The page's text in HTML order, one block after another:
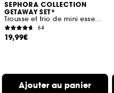
SEPHORA COLLECTION
GETAWAY SET*
Trousse et trio de mini essentiels soin
64
19,99€
Ajouter au panier